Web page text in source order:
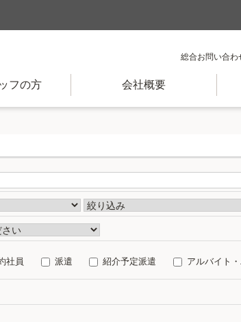
総合お問い合わ
フの方 会社概要
社員 派遣 紹介予定派遣 アルバイト